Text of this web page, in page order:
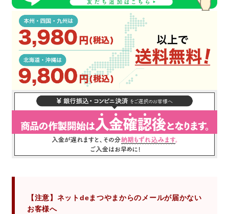
【注意】ネットdeまつやまからのメールが届かない
お客様へ